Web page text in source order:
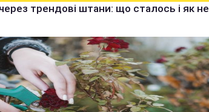
трендові штани: що сталось і як не